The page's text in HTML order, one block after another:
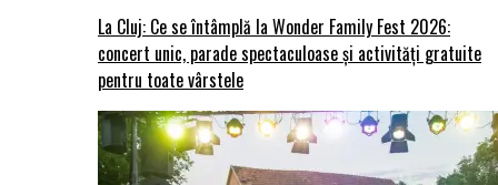
La Cluj: Ce se întâmplă la Wonder Family Fest 2026:
concert unic, parade spectaculoase și activități gratuite
pentru toate vârstele